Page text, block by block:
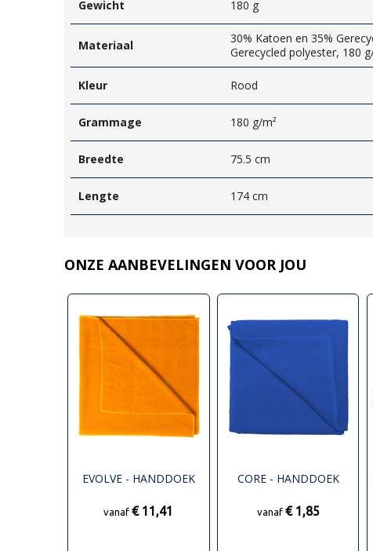
Gewicht 180 g
Materiaal
30% Katoen en 35%
Gerecycled polyester, 180
Kleur Rood
Grammage 180 g/m²
Breedte 75.5 cm
Lengte 174 cm
ONZE AANBEVELINGEN VOOR JOU
EVOLVE - HANDDOEK
vanaf€ 11,41
CORE - HANDDOEK
vanaf € 1,85